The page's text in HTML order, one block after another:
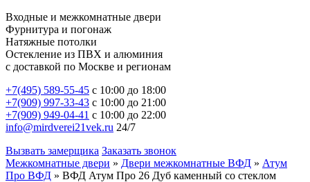
Входные и межкомнатные двери
Фурнитура и погонаж
Натяжные потолки
Остекление из ПВХ и алюминия
с доставкой по Москве и регионам
+7(495) 589-55-45 с 10:00 до 18:00
+7(909) 997-33-43 с 10:00 до 21:00
+7(909) 949-04-41 с 10:00 до 22:00
info@mirdverei21vek.ru 24/7
Вызвать замерщика Заказать звонок
Межкомнатные двери » Двери межкомнатные ВФД » Атум
Про ВФД » ВФД Атум Про 26 Дуб каменный со стеклом